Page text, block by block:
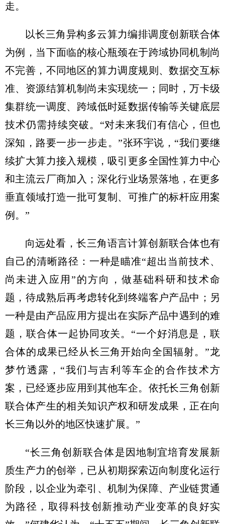
走。
以长三角异构多云算力编排调度创新联合体
为例，当下面临的核心瓶颈在于跨域协同机制尚
不完善，不同地区的算力调度规则、数据交互标
准、资源结算机制尚未实现统一；同时，万卡级
集群统一调度、跨域低时延数据传输等关键底层
技术仍需持续突破。“对未来我们有信心，但也
深知，路要一步一步走。”张环宇说，“我们要继
续扩大算力接入规模，吸引更多全国性算力中心
和主流云厂商加入；深化行业场景落地，在更多
垂直领域打造一批可复制、可推广的标杆应用案
例。”
向远处看，长三角语言计算创新联合体也有
自己的清晰路径：一种是瞄准“超出当前技术、
尚未进入应用”的方向，做基础科研和技术命
题，待成熟后再考虑转化到终端客户产品中；另
一种是由产品应用方提出在实际产品中遇到的难
题，联合体一起协同攻关。“一个好消息是，联
合体的成果已经从长三角开始向全国辐射。”龙
梦竹透露，“我们与吉利等车企的合作技术方
案，已经逐步应用到其他车企。依托长三角创新
联合体产生的相关知识产权和研发成果，正在向
长三角以外的地区快速扩展。”
“长三角创新联合体是因地制宜培育发展新
质生产力的创举，已从初期探索迈向制度化运行
阶段，以企业为牵引、机制为保障、产业链贯通
为路径，取得科技创新推动产业变革的良好实